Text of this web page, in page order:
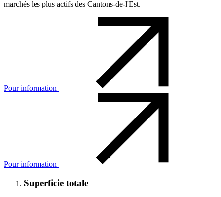
marchés les plus actifs des Cantons-de-l'Est.
Pour information
Pour information
Superficie totale